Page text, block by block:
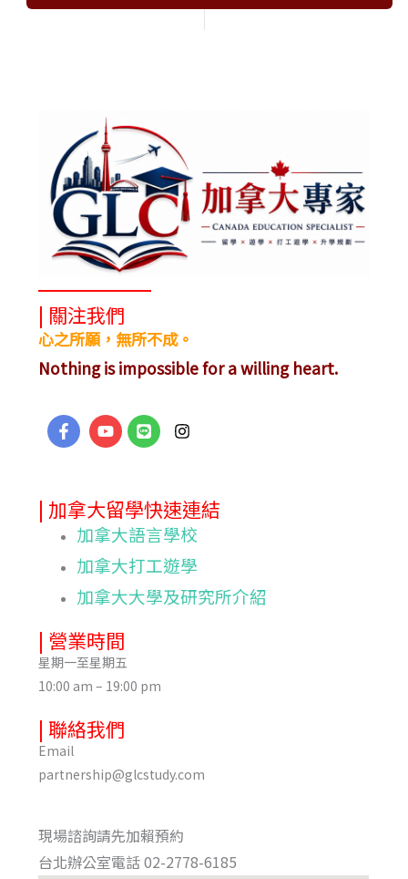
| 關注我們
心之所願，無所不成。
Nothing is impossible for a willing heart.
| 加拿大留學快速連結
加拿大語言學校
加拿大打工遊學
加拿大大學及研究所介紹
| 營業時間
星期一至星期五
10:00 am – 19:00 pm
| 聯絡我們
Email
partnership@glcstudy.com
現場諮詢請先加賴預約
台北辦公室電話 02-2778-6185